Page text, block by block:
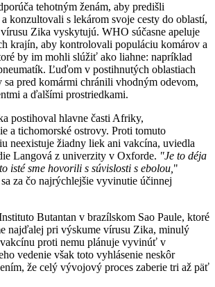
tehotným ženám, aby predišli
konzultovali s lekárom svoje cesty do oblastí,
Zika vyskytujú. WHO súčasne apeluje
krajín, aby kontrolovali populáciu komárov a
by im mohli slúžiť ako liahne: napríklad
Ľuďom v postihnutých oblastiach
pred komármi chránili vhodným odevom,
a ďalšími prostriedkami.
postihoval hlavne časti Afriky,
a tichomorské ostrovy. Proti tomuto
neexistuje žiadny liek ani vakcína, uviedla
Langová z univerzity v Oxforde. "Je to déja
isté sme hovorili s súvislosti s ebolou, "
za čo najrýchlejšie vyvinutie účinnej
Butantan v brazílskom Sao Paule, ktoré
najďalej pri výskume vírusu Zika, minulý
proti nemu plánuje vyvinúť v
vedenie však toto vyhlásenie neskôr
že celý vývojový proces zaberie tri až päť